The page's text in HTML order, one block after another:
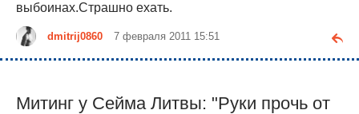
выбоинах.Страшно ехать.
dmitrij0860 7 февраля 2011 15:51
Митинг у Сейма Литвы: "Руки прочь от